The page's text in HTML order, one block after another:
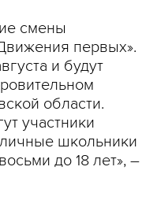
смены
первых».
и будут
области.
участники
школьники
до 18 лет», –